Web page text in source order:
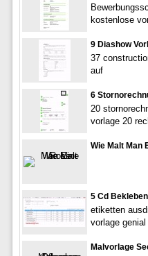
kostenlose
9 Diashow
37
auf
6
20
vorlage 20
Wie Malt Man
5 Cd
etiketten
vorlage
Malvorlage